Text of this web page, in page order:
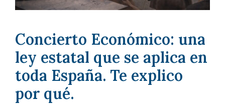
Concierto Económico: una
ley estatal que se aplica en
toda España. Te explico
por qué.